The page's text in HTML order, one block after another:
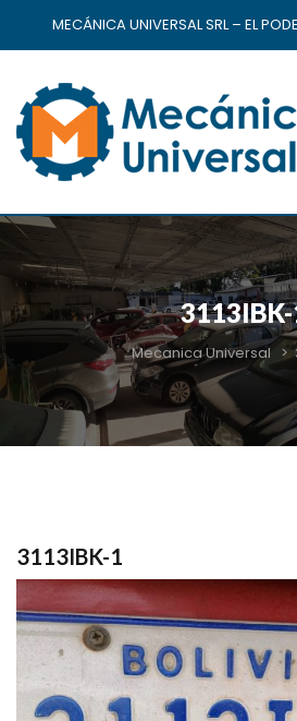
MECÁNICA UNIVERSAL SRL – EL
Mecanica Universal >
3113IBK-1